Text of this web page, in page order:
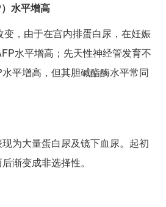
水平增高
，由于在宫内排蛋白尿，在妊娠
水平增高；先天性神经管发育不
平增高，但其胆碱酯酶水平常同
为大量蛋白尿及镜下血尿。起初
渐变成非选择性。